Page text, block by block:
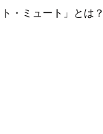
・ミュート」とは？